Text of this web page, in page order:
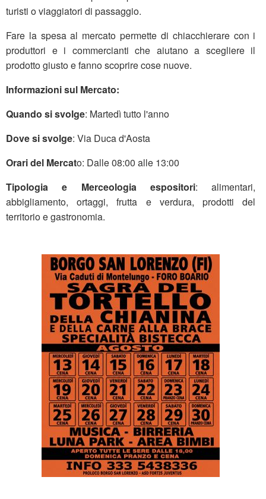
turisti o viaggiatori di passaggio.
Fare la spesa al mercato permette di chiacchierare con i
produttori e i commercianti che aiutano a scegliere il
prodotto giusto e fanno scoprire cose nuove.
Informazioni sul Mercato:
Quando si svolge: Martedì tutto l'anno
Dove si svolge: Via Duca d'Aosta
Orari del Mercato: Dalle 08:00 alle 13:00
Tipologia e Merceologia espositori: alimentari,
abbigliamento, ortaggi, frutta e verdura, prodotti del
territorio e gastronomia.